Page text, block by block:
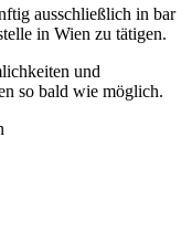
ausschließlich in bar
in Wien zu tätigen.
und
so bald wie möglich.